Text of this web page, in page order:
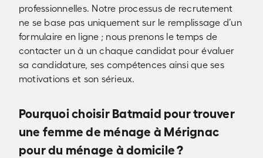
professionnelles. Notre processus de recrutement
ne se base pas uniquement sur le remplissage d’un
formulaire en ligne ; nous prenons le temps de
contacter un à un chaque candidat pour évaluer
sa candidature, ses compétences ainsi que ses
motivations et son sérieux.
Pourquoi choisir Batmaid pour trouver
une femme de ménage à Mérignac
pour du ménage à domicile ?